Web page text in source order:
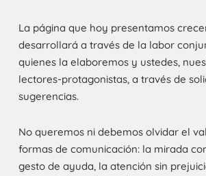
La página que hoy presentamos
desarrollará a través de la labor
quienes la elaboremos y ustedes,
lectores-protagonistas, a través de
sugerencias.
No queremos ni debemos olvidar el
formas de comunicación: la mirada
gesto de ayuda, la atención sin